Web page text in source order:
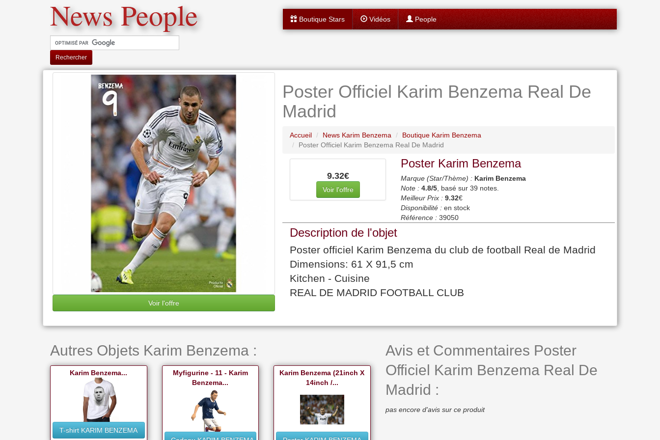
News People
Rechercher
Boutique Stars Vidéos People
Voir l'offre
Poster Officiel Karim Benzema Real De
Madrid
Accueil News Karim Benzema
Boutique Karim Benzema
Poster Officiel Karim Benzema Real De Madrid
9.32€
Voir l'offre
Poster Karim Benzema
Marque (Star/Thème) : Karim Benzema
Note : 4.8/5, basé sur 39 notes.
Meilleur Prix : 9.32€
Disponibilité : en stock
Référence : 39050
Description de l'objet
Poster officiel Karim Benzema du club de football Real de Madrid
Dimensions: 61 X 91,5 cm
Kitchen - Cuisine
REAL DE MADRID FOOTBALL CLUB
Autres Objets Karim Benzema :
Karim Benzema...
T-shirt KARIM BENZEMA
Myfigurine - 11 - Karim
Benzema...
Karim Benzema (21inch X
14inch /...
Avis et Commentaires Poster
Officiel Karim Benzema Real De
Madrid :
pas encore d'avis sur ce produit